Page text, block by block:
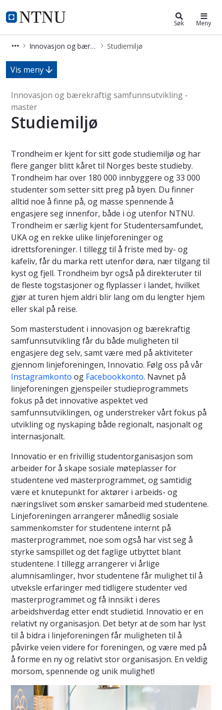
NTNU Hjemmeside
Innovasjon og bærekraftig Søk Meny
Innovasjon og bærekraftig samfunnsutvikling - master Studiemiljø
Studiemiljø - Innovasjon og
Vis meny
Innovasjon og bærekraftig samfunnsutvikling -
master
Studiemiljø
Trondheim er kjent for sitt gode studiemiljø og har
flere ganger blitt kåret til Norges beste studieby.
Trondheim har over 180 000 innbyggere og 33 000
studenter som setter sitt preg på byen. Du finner
alltid noe å finne på, og masse spennende å
engasjere seg innenfor, både i og utenfor NTNU.
Trondheim er særlig kjent for Studentersamfundet,
UKA og en rekke ulike linjeforeninger og
idrettsforeninger. I tillegg til å friste med by- og
kafeliv, får du marka rett utenfor døra, nær tilgang til
kyst og fjell. Trondheim byr også på direkteruter til
de fleste togstasjoner og flyplasser i landet, hvilket
gjør at turen hjem aldri blir lang om du lengter hjem
eller skal på reise.
Som masterstudent i innovasjon og bærekraftig
samfunnsutvikling får du både muligheten til
engasjere deg selv, samt være med på aktiviteter
gjennom linjeforeningen, Innovatio. Følg oss på vår
Instagramkonto og Facebookkonto. Navnet på
linjeforeningen gjenspeiler studieprogrammets
fokus på det innovative aspektet ved
samfunnsutviklingen, og understreker vårt fokus på
utvikling og nyskaping både regionalt, nasjonalt og
internasjonalt.
Innovatio er en frivillig studentorganisasjon som
arbeider for å skape sosiale møteplasser for
studentene ved masterprogrammet, og samtidig
være et knutepunkt for aktører i arbeids- og
næringslivet som ønsker samarbeid med studentene.
Linjeforeningen arrangerer månedlig sosiale
sammenkomster for studentene internt på
masterprogrammet, noe som også har vist seg å
styrke samspillet og det faglige utbyttet blant
studentene. I tillegg arrangerer vi årlige
alumnisamlinger, hvor studentene får mulighet til å
utveksle erfaringer med tidligere studenter ved
masterprogrammet og få innsikt i deres
arbeidshverdag etter endt studietid. Innovatio er en
relativt ny organisasjon. Det betyr at de som har lyst
til å bidra i linjeforeningen får muligheten til å
påvirke veien videre for foreningen, og være med på
å forme en ny og relativt stor organisasjon. En veldig
morsom, spennende og unik mulighet!